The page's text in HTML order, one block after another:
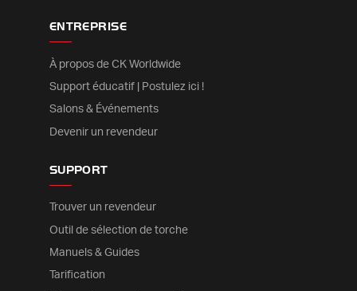
ENTREPRISE
À propos de CK Worldwide
Support éducatif | Postulez ici !
Salons & Événements
Devenir un revendeur
SUPPORT
Trouver un revendeur
Outil de sélection de torche
Manuels & Guides
Tarification